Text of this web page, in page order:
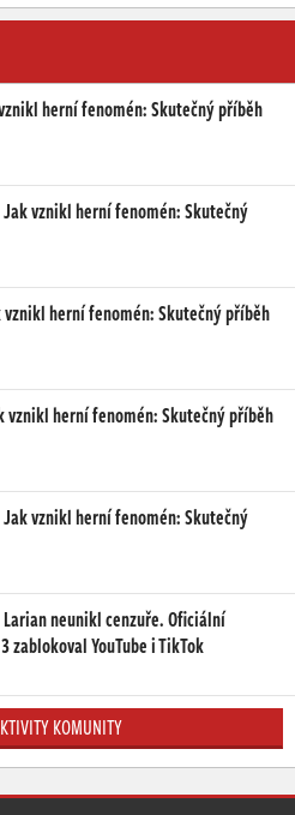
herní fenomén: Skutečný příběh
Jak vznikl herní fenomén: Skutečný
vznikl herní fenomén: Skutečný příběh
vznikl herní fenomén: Skutečný příběh
Jak vznikl herní fenomén: Skutečný
neunikl cenzuře. Oficiální
zablokoval YouTube i TikTok
KOMUNITY